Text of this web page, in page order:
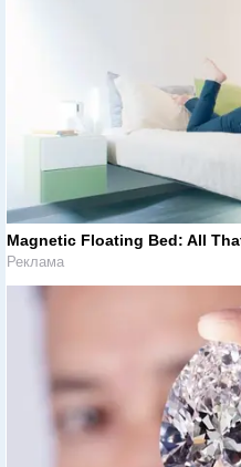
Magnetic Floating Bed: All
Реклама